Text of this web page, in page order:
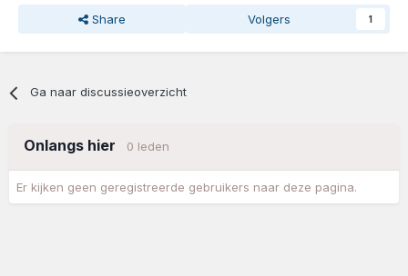
Share Volgers 1
Ga naar discussieoverzicht
Onlangs hier 0 leden
Er kijken geen geregistreerde gebruikers naar deze pagina.